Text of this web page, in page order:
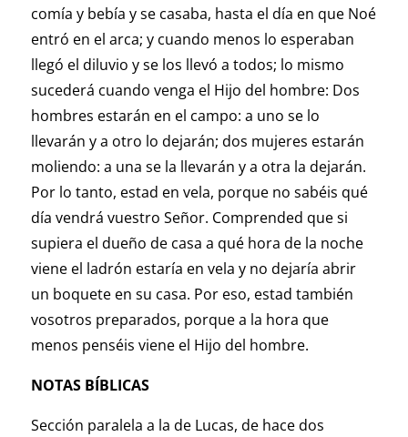
comía y bebía y se casaba, hasta el día en que Noé
entró en el arca; y cuando menos lo esperaban
llegó el diluvio y se los llevó a todos; lo mismo
sucederá cuando venga el Hijo del hombre: Dos
hombres estarán en el campo: a uno se lo
llevarán y a otro lo dejarán; dos mujeres estarán
moliendo: a una se la llevarán y a otra la dejarán.
Por lo tanto, estad en vela, porque no sabéis qué
día vendrá vuestro Señor. Comprended que si
supiera el dueño de casa a qué hora de la noche
viene el ladrón estaría en vela y no dejaría abrir
un boquete en su casa. Por eso, estad también
vosotros preparados, porque a la hora que
menos penséis viene el Hijo del hombre.
NOTAS BÍBLICAS
Sección paralela a la de Lucas, de hace dos